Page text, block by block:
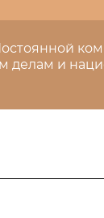
делам и